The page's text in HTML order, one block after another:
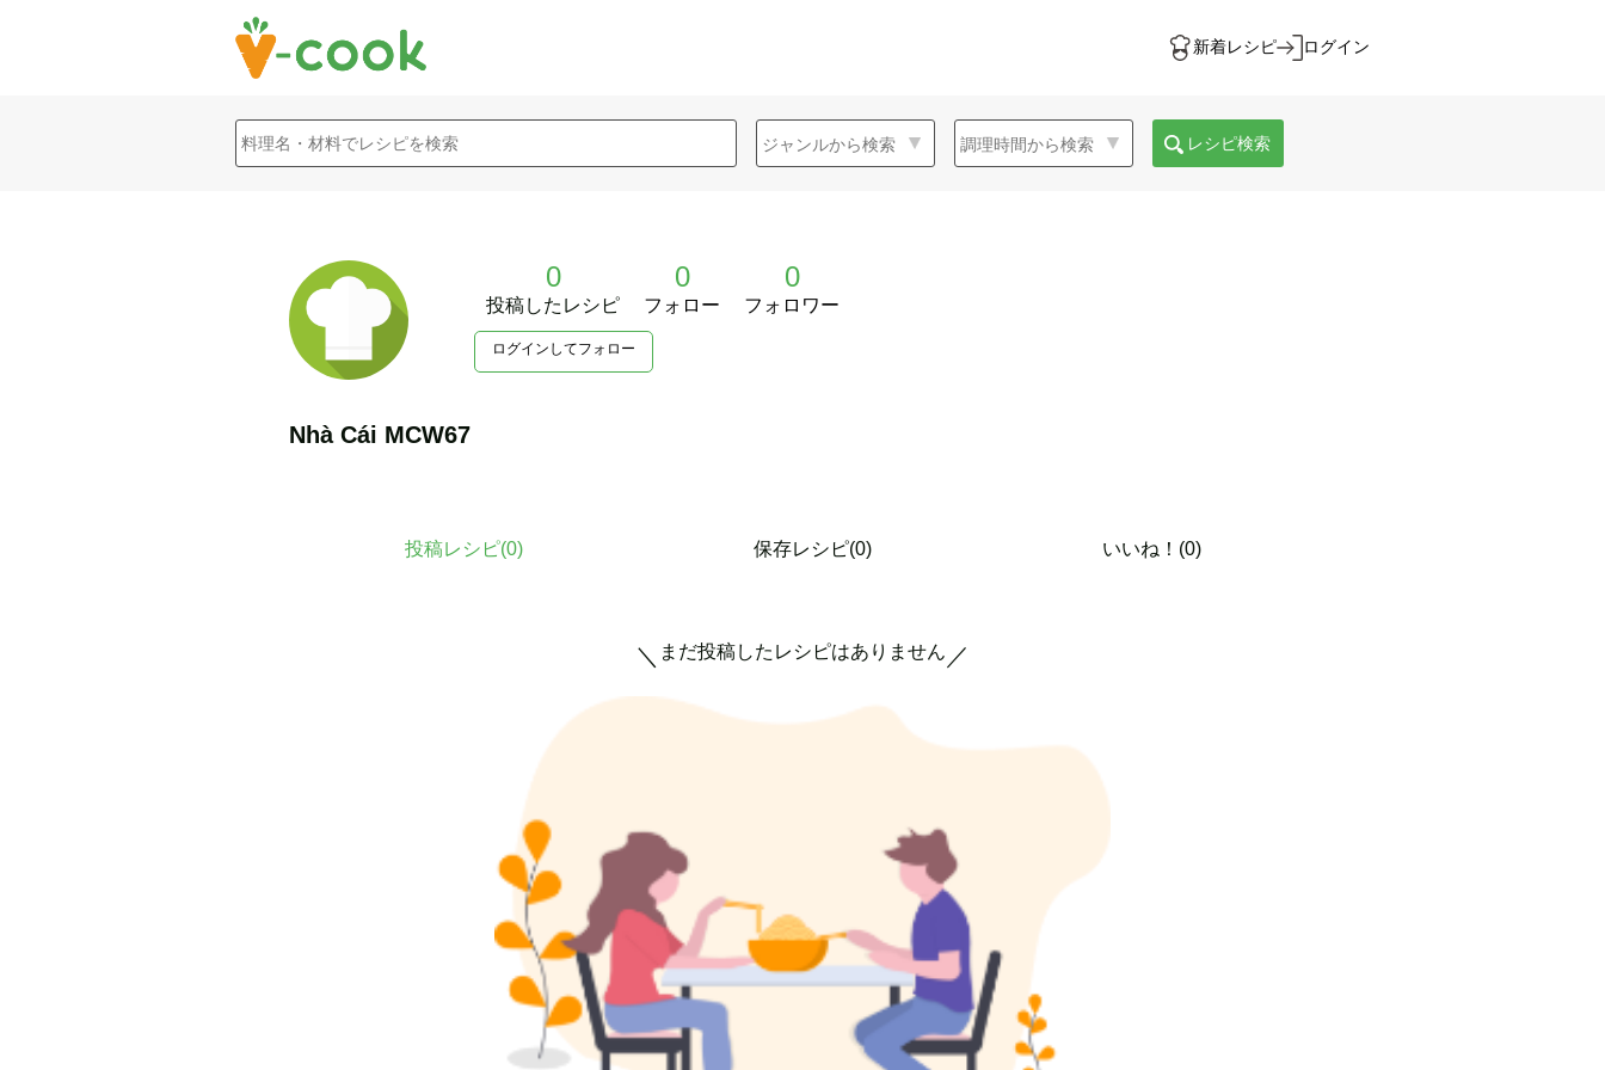
新着レシピ ログイン
レシピ検索
0
投稿したレシピ
0
フォロー
0
フォロワー
ログインしてフォロー
Nhà Cái MCW67
投稿レシピ(0) 保存レシピ(0) いいね！(0)
＼ まだ投稿したレシピはありません ／